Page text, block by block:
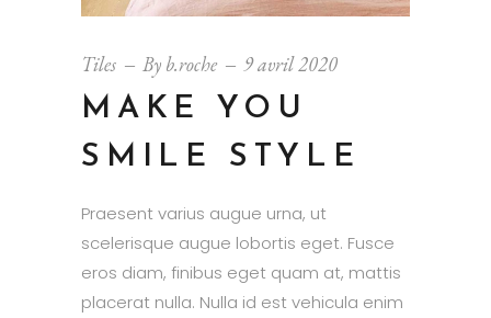
Tiles By b.roche 9 avril 2020
MAKE YOU
SMILE STYLE
Praesent varius augue urna, ut
scelerisque augue lobortis eget. Fusce
eros diam, finibus eget quam at, mattis
placerat nulla. Nulla id est vehicula enim